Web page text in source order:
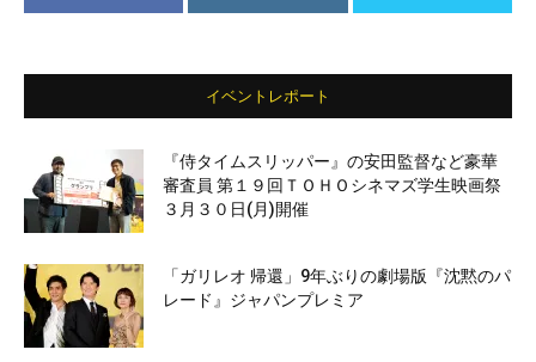
イベントレポート
『侍タイムスリッパー』の安田監督など豪華
審査員 第１９回ＴＯＨＯシネマズ学生映画祭
３月３０日(月)開催
「ガリレオ 帰還」9年ぶりの劇場版『沈黙のパ
レード』ジャパンプレミア